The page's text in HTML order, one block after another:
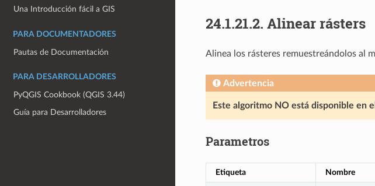
Una Introducción fácil a GIS
PARA DOCUMENTADORES
Pautas de Documentación
PARA DESARROLLADORES
PyQGIS Cookbook (QGIS 3.44)
Guía para Desarrolladores
24.1.21.2. Alinear rásters
Alinea los rásteres remuestreándolos al
Advertencia
Este algoritmo NO está disponible en
Parametros
Etiqueta Nombre